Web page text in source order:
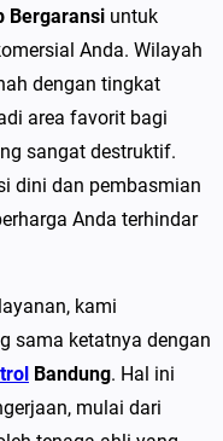
Bergaransi untuk
Anda. Wilayah
dengan tingkat
area favorit bagi
sangat destruktif.
dini dan pembasmian
Anda terhindar
kami
sama ketatnya dengan
Bandung. Hal ini
mulai dari